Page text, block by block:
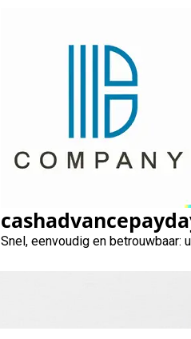
Snel, eenvoudig en betrouwbaar:
De actuele